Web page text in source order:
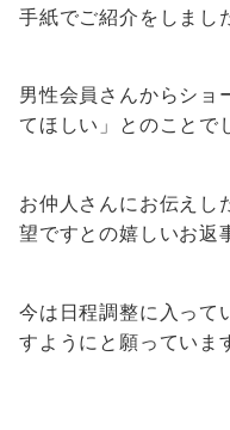
手紙でご紹介をしまし
男性会員さんからショ
てほしい」とのことで
お仲人さんにお伝えし
望ですとの嬉しいお返
今は日程調整に入って
すようにと願ってい